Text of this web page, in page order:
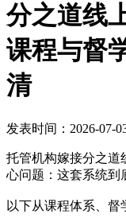
分之道线
课程与督
清
发表时间：2026-07-
托管机构嫁接分之道
心问题：这套系统到
以下从课程体系、督